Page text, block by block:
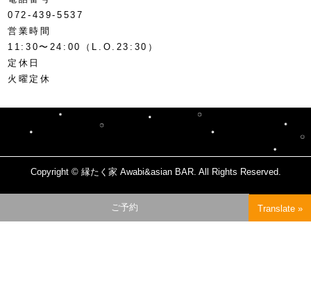
072-439-5537
営業時間
11:30〜24:00（L.O.23:30）
定休日
火曜定休
Copyright © 縁たく家 Awabi&asian BAR. All Rights Reserved.
ご予約
page
top
Translate »